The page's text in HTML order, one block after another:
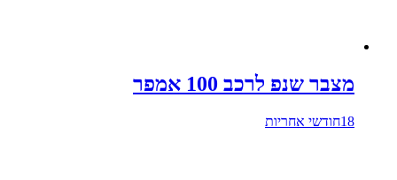
מצבר שנפ לרכב 100 אמפר
18חודשי אחריות